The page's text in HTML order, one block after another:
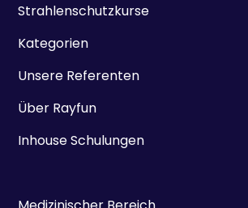
Strahlenschutzkurse
Kategorien
Unsere Referenten
Über Rayfun
Inhouse Schulungen